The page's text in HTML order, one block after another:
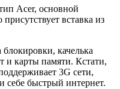
Acer, основной
вставка из
качелька
и карты памяти. Кстати,
3G сети,
себе быстрый интернет.